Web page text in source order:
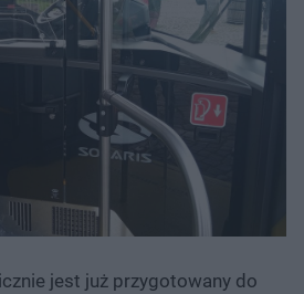
jest już przygotowany do